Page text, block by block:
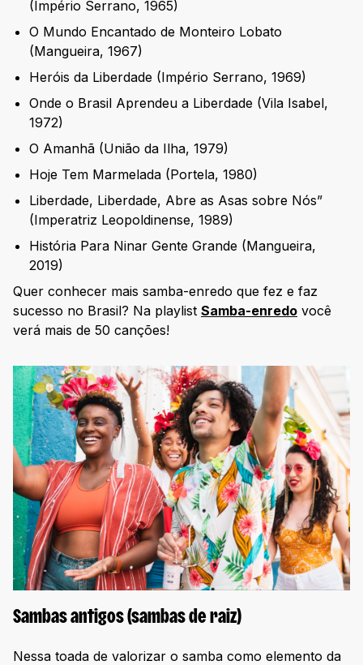
(Império Serrano, 1965)
O Mundo Encantado de Monteiro Lobato
(Mangueira, 1967)
Heróis da Liberdade (Império Serrano, 1969)
Onde o Brasil Aprendeu a Liberdade (Vila Isabel,
1972)
O Amanhã (União da Ilha, 1979)
Hoje Tem Marmelada (Portela, 1980)
Liberdade, Liberdade, Abre as Asas sobre Nós”
(Imperatriz Leopoldinense, 1989)
História Para Ninar Gente Grande (Mangueira,
2019)
Quer conhecer mais samba-enredo que fez e faz
sucesso no Brasil? Na playlist Samba-enredo você
verá mais de 50 canções!
Sambas antigos (sambas de raiz)
Nessa toada de valorizar o samba como elemento da